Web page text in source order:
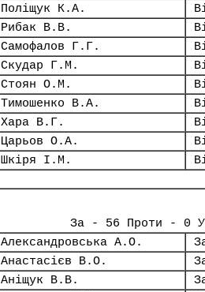
Поліщук К.А.
Рибак В.В.
Самофалов Г.Г.
Скудар Г.М.
Стоян О.М.
Тимошенко В.А.
Хара В.Г.
Царьов О.А.
Шкіря І.М.
За - 56 Проти - 0
Александровська А.О.
Анастасієв В.О.
Аніщук В.В.